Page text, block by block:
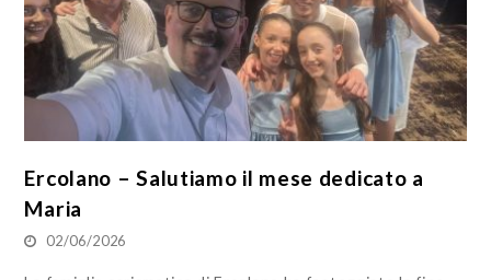
Ercolano – Salutiamo il mese dedicato a
Maria
02/06/2026